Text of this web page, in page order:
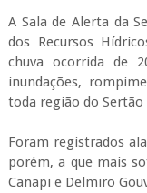
A Sala de Alerta da
dos Recursos
chuva ocorrida de
inundações,
toda região do Sertão
Foram registrados
porém, a que mais
Canapi e Delmiro